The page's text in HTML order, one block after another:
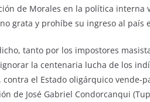
de Morales en la política interna
grata y prohíbe su ingreso al país
tanto por los impostores
la centenaria lucha de los
contra el Estado oligárquico vende-
de José Gabriel Condorcanqui